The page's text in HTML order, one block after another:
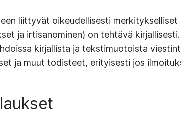
liittyvät oikeudellisesti
ja irtisanominen) on tehtävä
kirjallista ja tekstimuotoista
ja muut todisteet, erityisesti jos